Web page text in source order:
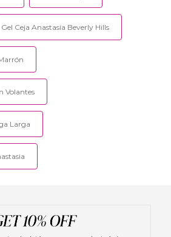
Gel Ceja Anastasia Beverly Hills
Volantes
Larga